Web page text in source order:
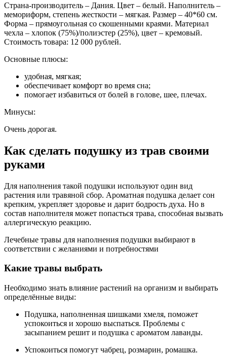
Страна-производитель – Дания. Цвет – белый. Наполнитель –
мемориформ, степень жесткости – мягкая. Размер – 40*60 см.
Форма – прямоугольная со скошенными краями. Материал
чехла – хлопок (75%)/полиэстер (25%), цвет – кремовый.
Стоимость товара: 12 000 рублей.
Основные плюсы:
удобная, мягкая;
обеспечивает комфорт во время сна;
помогает избавиться от болей в голове, шее, плечах.
Минусы:
Очень дорогая.
Как сделать подушку из трав своими
руками
Для наполнения такой подушки используют один вид
растения или травяной сбор. Ароматная подушка делает сон
крепким, укрепляет здоровье и дарит бодрость духа. Но в
состав наполнителя может попасться трава, способная вызвать
аллергическую реакцию.
Лечебные травы для наполнения подушки выбирают в
соответствии с желаниями и потребностями
Какие травы выбрать
Необходимо знать влияние растений на организм и выбирать
определённые виды:
Подушка, наполненная шишками хмеля, поможет
успокоиться и хорошо выспаться. Проблемы с
засыпанием решит и подушка с ароматом лаванды.
Успокоиться помогут чабрец, розмарин, ромашка.